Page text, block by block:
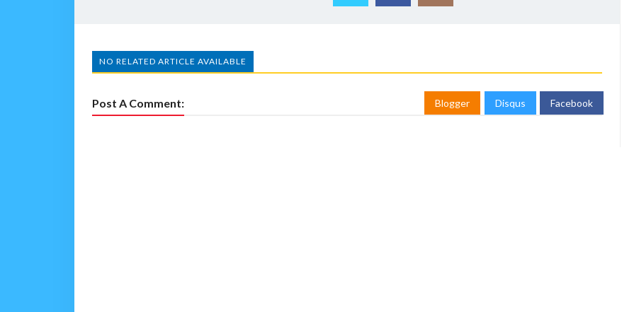
NO RELATED ARTICLE AVAILABLE
Post A Comment: Blogger Disqus Facebook